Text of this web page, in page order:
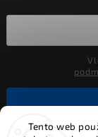
Tento web